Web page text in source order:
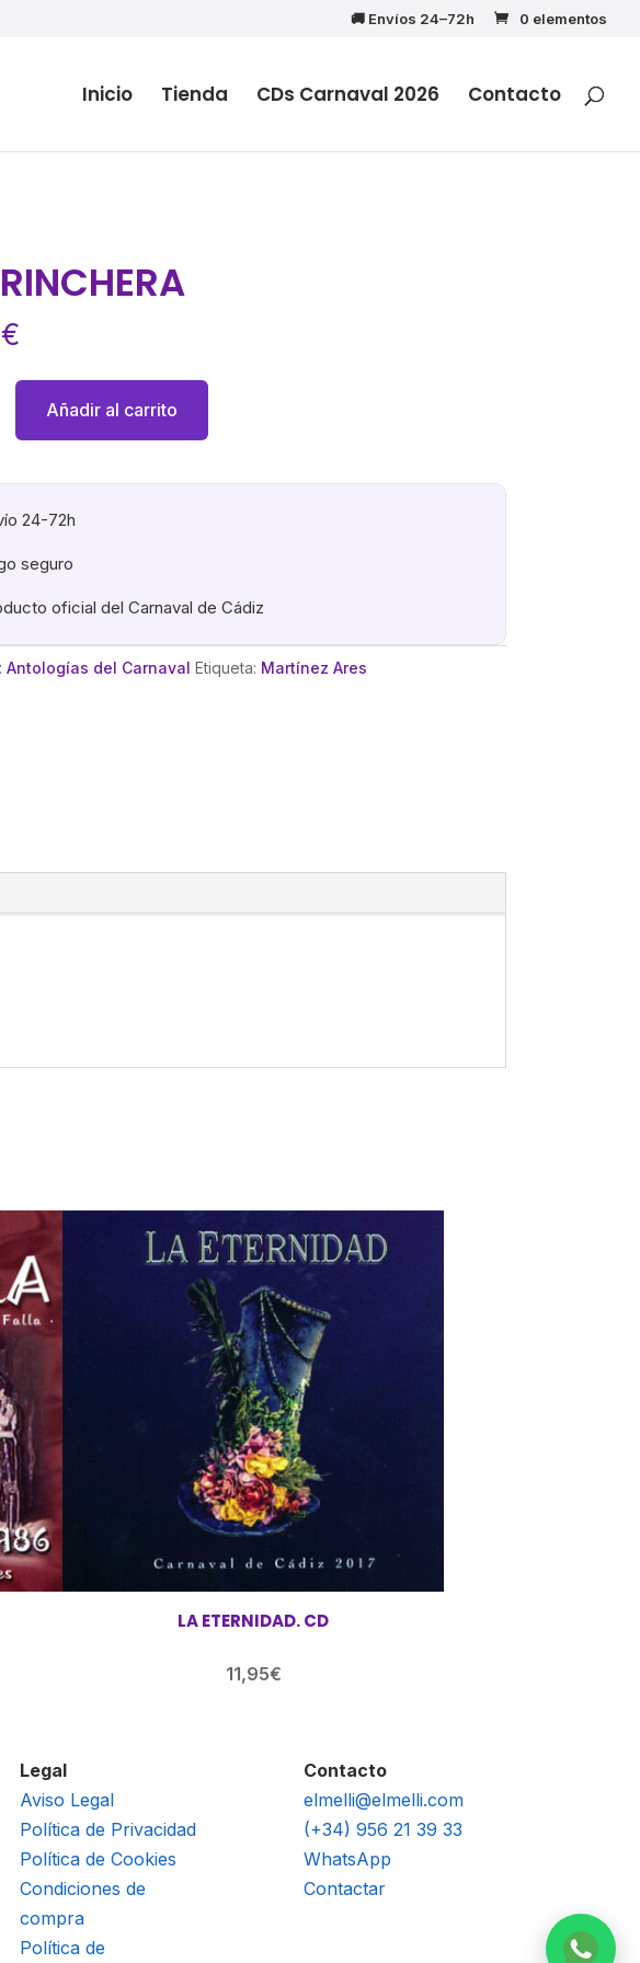
🚚 Envíos 24–72h 0 elementos
Inicio Tienda CDs Carnaval 2026 Contacto
€
Añadir al carrito
24-72h
seguro
oficial del Carnaval de Cádiz
Antologías del Carnaval Etiqueta: Martínez Ares
LA ETERNIDAD. CD
11,95€
Legal
Aviso Legal
Política de Privacidad
Política de Cookies
Condiciones de
compra
Política de
Contacto
elmelli@elmelli.com
(+34) 956 21 39 33
WhatsApp
Contactar